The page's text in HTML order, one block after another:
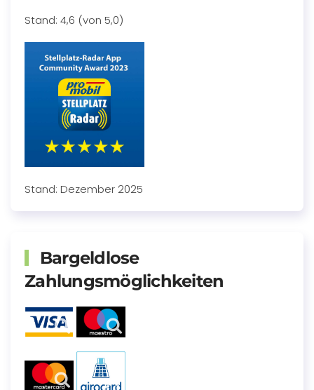
Stand: 4,6 (von 5,0)
Stand: Dezember 2025
Bargeldlose
Zahlungsmöglichkeiten